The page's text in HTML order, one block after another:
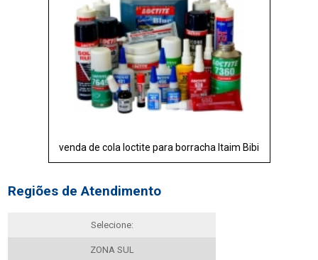
venda de cola loctite para borracha Itaim Bibi
Regiões de Atendimento
Selecione:
ZONA SUL